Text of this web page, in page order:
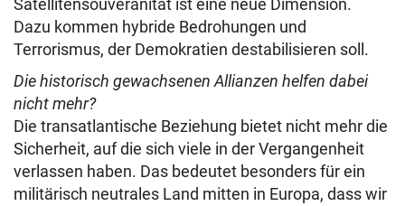
Satellitensouveränität ist eine neue Dimension.
Dazu kommen hybride Bedrohungen und
Terrorismus, der Demokratien destabilisieren soll.
Die historisch gewachsenen Allianzen helfen dabei
nicht mehr?
Die transatlantische Beziehung bietet nicht mehr die
Sicherheit, auf die sich viele in der Vergangenheit
verlassen haben. Das bedeutet besonders für ein
militärisch neutrales Land mitten in Europa, dass wir